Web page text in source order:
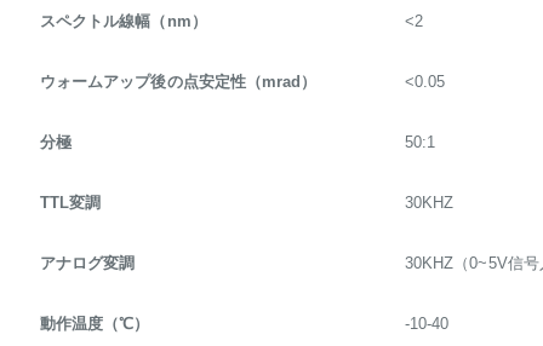
スペクトル線幅（nm） <2
ウォームアップ後の点安定性（mrad） <0.05
分極 50:1
TTL変調 30KHZ
アナログ変調 30KHZ（0~5V信
動作温度（℃） -10-40